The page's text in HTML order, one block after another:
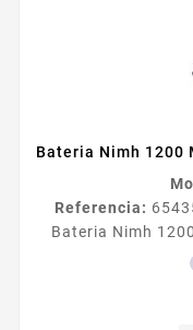
Bateria Nimh 1200
Referencia:
Bateria Nimh 1200 Mah
Batería de NiMH
TK190 TK280
TK5400 Son